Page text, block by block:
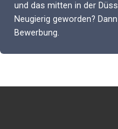
und das mitten in der
Neugierig geworden?
Bewerbung.